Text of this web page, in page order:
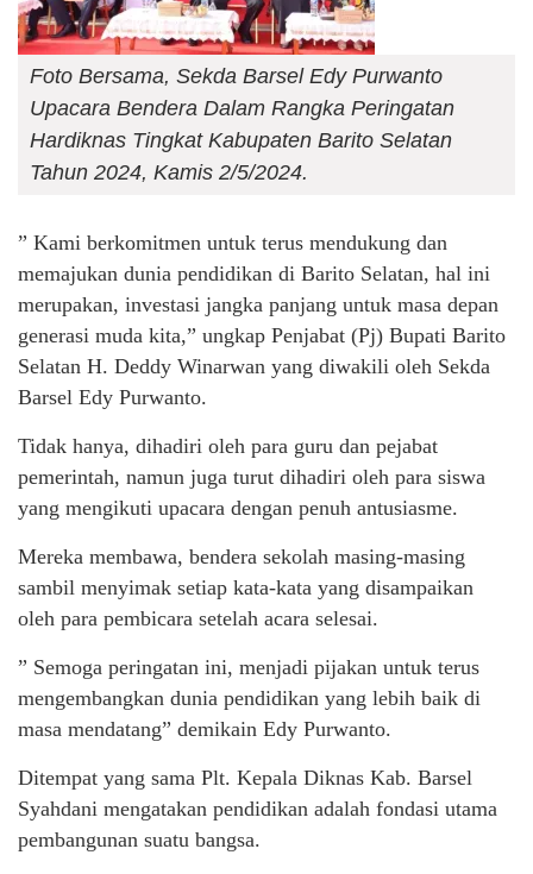
Foto Bersama, Sekda Barsel Edy Purwanto
Upacara Bendera Dalam Rangka Peringatan
Hardiknas Tingkat Kabupaten Barito Selatan
Tahun 2024, Kamis 2/5/2024.
” Kami berkomitmen untuk terus mendukung dan
memajukan dunia pendidikan di Barito Selatan, hal ini
merupakan, investasi jangka panjang untuk masa depan
generasi muda kita,” ungkap Penjabat (Pj) Bupati Barito
Selatan H. Deddy Winarwan yang diwakili oleh Sekda
Barsel Edy Purwanto.
Tidak hanya, dihadiri oleh para guru dan pejabat
pemerintah, namun juga turut dihadiri oleh para siswa
yang mengikuti upacara dengan penuh antusiasme.
Mereka membawa, bendera sekolah masing-masing
sambil menyimak setiap kata-kata yang disampaikan
oleh para pembicara setelah acara selesai.
” Semoga peringatan ini, menjadi pijakan untuk terus
mengembangkan dunia pendidikan yang lebih baik di
masa mendatang” demikain Edy Purwanto.
Ditempat yang sama Plt. Kepala Diknas Kab. Barsel
Syahdani mengatakan pendidikan adalah fondasi utama
pembangunan suatu bangsa.